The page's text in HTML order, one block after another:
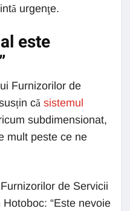
urgenţe.
este
Furnizorilor de
că sistemul
subdimensionat,
mult peste ce ne
de Servicii
“Este nevoie